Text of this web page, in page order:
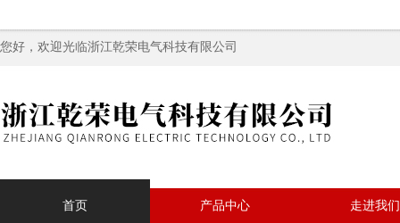
您好，欢迎光临浙江乾荣电气科技有限公司
首页 产品中心 走进我们